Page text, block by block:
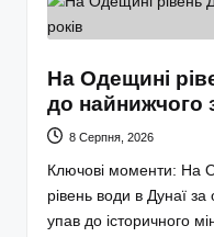
На Одещині
до найнижчого
8 Серпня, 2026
Ключові моменти: На
рівень води в Дунаї за
упав до історичного